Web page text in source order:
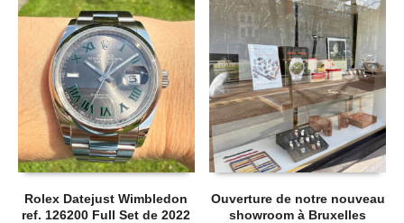
Rolex Datejust Wimbledon
ref. 126200 Full Set de 2022
Ouverture de notre nouveau
showroom à Bruxelles